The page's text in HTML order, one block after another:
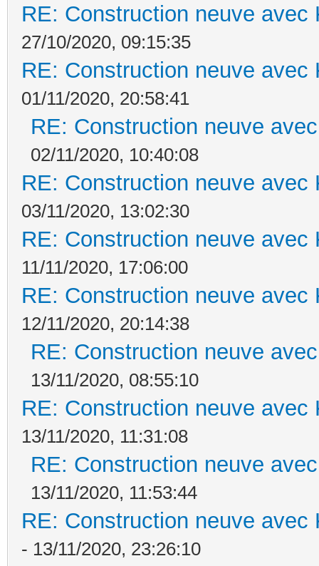
RE: Construction neuve avec
27/10/2020, 09:15:35
RE: Construction neuve avec
01/11/2020, 20:58:41
RE: Construction neuve
02/11/2020, 10:40:08
RE: Construction neuve avec
03/11/2020, 13:02:30
RE: Construction neuve avec
11/11/2020, 17:06:00
RE: Construction neuve avec
12/11/2020, 20:14:38
RE: Construction neuve
13/11/2020, 08:55:10
RE: Construction neuve avec
13/11/2020, 11:31:08
RE: Construction neuve
13/11/2020, 11:53:44
RE: Construction neuve avec
- 13/11/2020, 23:26:10